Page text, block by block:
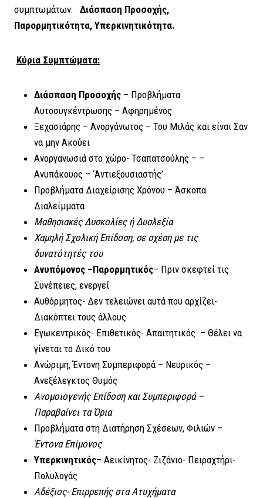
συμπτωμάτων: Διάσπαση Προσοχής,
Παρορμητικότητα, Υπερκινητικότητα.
Κύρια Συμπτώματα:
Διάσπαση Προσοχής – Προβλήματα
Αυτοσυγκέντρωσης – Αφηρημένος
Ξεχασιάρης – Ανοργάνωτος – Του Μιλάς και είναι Σαν
να μην Ακούει
Ανοργανωσιά στο χώρο- Τσαπατσούλης – –
Ανυπάκουος – ‘Αντιεξουσιαστής’
Προβλήματα Διαχείρισης Χρόνου – Άσκοπα
Διαλείμματα
Μαθησιακές Δυσκολίες ή Δυσλεξία
Χαμηλή Σχολική Επίδοση, σε σχέση με τις
δυνατότητές του
Ανυπόμονος –Παρορμητικός– Πριν σκεφτεί τις
Συνέπειες, ενεργεί
Αυθόρμητος- Δεν τελειώνει αυτά που αρχίζει-
Διακόπτει τους άλλους
Εγωκεντρικός- Επιθετικός- Απαιτητικός – Θέλει να
γίνεται το Δικό του
Ανώριμη, Έντονη Συμπεριφορά – Νευρικός –
Ανεξέλεγκτος Θυμός
Ανομοιογενής Επίδοση και Συμπεριφορά –
Παραβαίνει τα Όρια
Προβλήματα στη Διατήρηση Σχέσεων, Φιλιών –
Έντονα Επίμονος
Υπερκινητικός– Αεικίνητος- Ζιζάνιο- Πειραχτήρι-
Πολυλογάς
Αδέξιος- Επιρρεπής στα Ατυχήματα